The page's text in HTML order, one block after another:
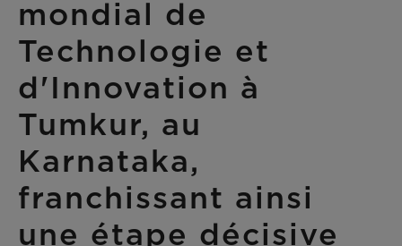
mondial de
Technologie et
d'Innovation à
Tumkur, au
Karnataka,
franchissant ainsi
une étape décisive